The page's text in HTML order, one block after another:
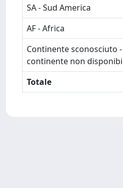
SA - Sud America
AF - Africa
Continente sconosciuto
continente non
Totale